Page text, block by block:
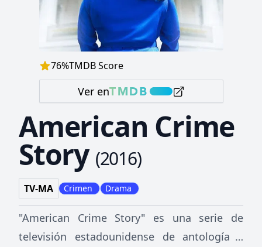
76%TMDB Score
Ver en
American Crime
Story (2016)
TV-MA Crimen Drama
"American Crime Story" es una serie de
televisión estadounidense de antología y